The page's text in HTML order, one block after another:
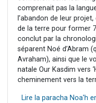
comprenait pas la
l’abandon de leur
de la terre pour former
conclut par la
séparent Noé d’Abram
Avraham), ainsi que le
natale Our Kasdim vers
cheminement vers la
Lire la paracha Noa'h